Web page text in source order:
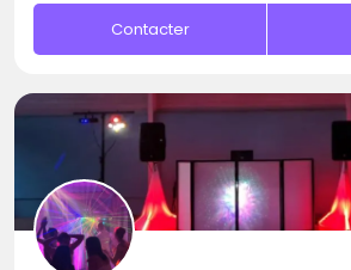
Contacter